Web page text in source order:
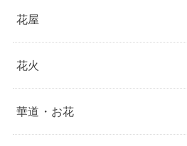
花屋
花火
華道・お花